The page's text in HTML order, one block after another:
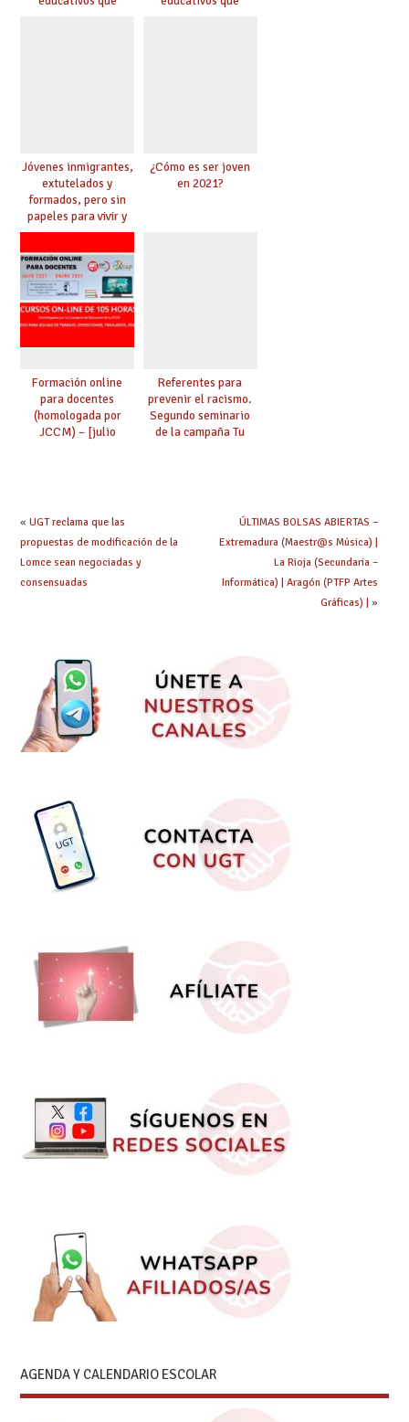
Jóvenes inmigrantes,
extutelados y
formados, pero sin
papeles para vivir y
trabajar
¿Cómo es ser joven
en 2021?
Formación online
para docentes
(homologada por
JCCM) – [julio
Referentes para
prevenir el racismo.
Segundo seminario
de la campaña Tu
« UGT reclama que las
propuestas de modificación de la
Lomce sean negociadas y
consensuadas
ÚLTIMAS BOLSAS ABIERTAS –
Extremadura (Maestr@s Música) |
La Rioja (Secundaria –
Informática) | Aragón (PTFP Artes
Gráficas) |
»
AGENDA Y CALENDARIO ESCOLAR